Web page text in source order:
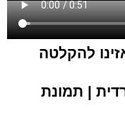
להקלטה
| תמונת